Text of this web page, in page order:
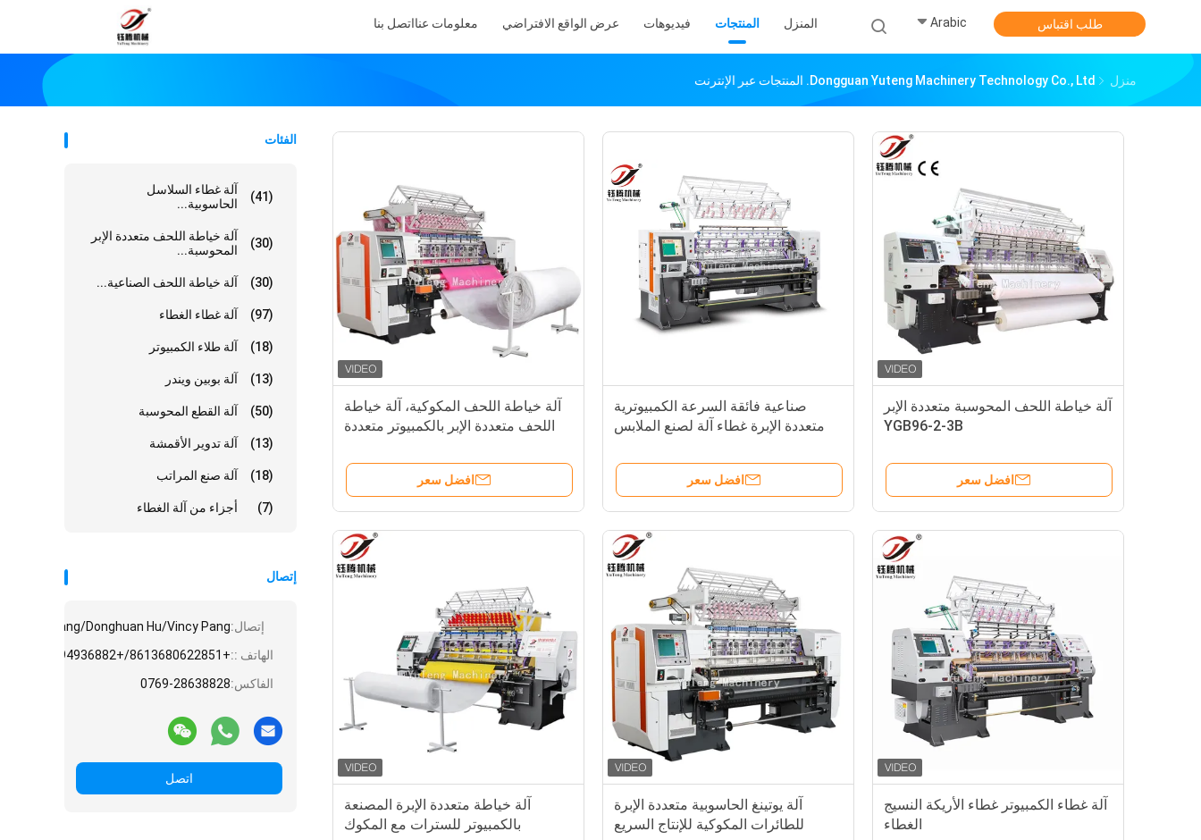
المنزل المنتجات فيديوهات عرض الواقع الافتراضي معلومات عنااتصل بنا Arabic طلب اقتباس
منزل Dongguan Yuteng Machinery Technology Co., Ltd. المنتجات عبر الإنترنت
الفئات
آلة غطاء السلاسل
الحاسوبية...
(41)
آلة خياطة اللحف متعددة الإبر
المحوسبة...
(30)
آلة خياطة اللحف الصناعية... (30)
آلة غطاء الغطاء (97)
آلة طلاء الكمبيوتر (18)
آلة بوبين ويندر (13)
آلة القطع المحوسبة (50)
آلة تدوير الأقمشة (13)
آلة صنع المراتب (18)
أجزاء من آلة الغطاء (7)
إتصال
إتصال:Huang/Donghuan Hu/Vincy Pang
الهاتف ::+8613680622851/+8613794936882/+8615975861828/+8618775545882
الفاكس:0769-28638828
اتصل
آلة خياطة اللحف المكوكية، آلة خياطة
اللحف متعددة الإبر بالكمبيوتر متعددة
افضل سعر
صناعية فائقة السرعة الكمبيوترية
متعددة الإبرة غطاء آلة لصنع الملابس
افضل سعر
آلة خياطة اللحف المحوسبة متعددة الإبر
YGB96-2-3B
افضل سعر
آلة خياطة متعددة الإبرة المصنعة
بالكمبيوتر للسترات مع المكوك
آلة يوتينغ الحاسوبية متعددة الإبرة
للطائرات المكوكية للإنتاج السريع
آلة غطاء الكمبيوتر غطاء الأريكة النسيج
الغطاء